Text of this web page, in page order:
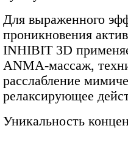
Для выраженного
проникновения
INHIBIT 3D
АNMA-массаж,
расслабление
релаксирующее
Уникальность